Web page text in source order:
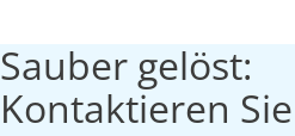
Sauber gelöst:
Kontaktieren